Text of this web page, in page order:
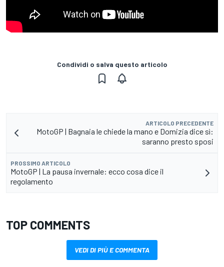
Condividi o salva questo articolo
ARTICOLO PRECEDENTE
MotoGP | Bagnaia le chiede la mano e Domizia dice sì:
saranno presto sposi
PROSSIMO ARTICOLO
MotoGP | La pausa invernale: ecco cosa dice il
regolamento
TOP COMMENTS
VEDI DI PIÙ E COMMENTA